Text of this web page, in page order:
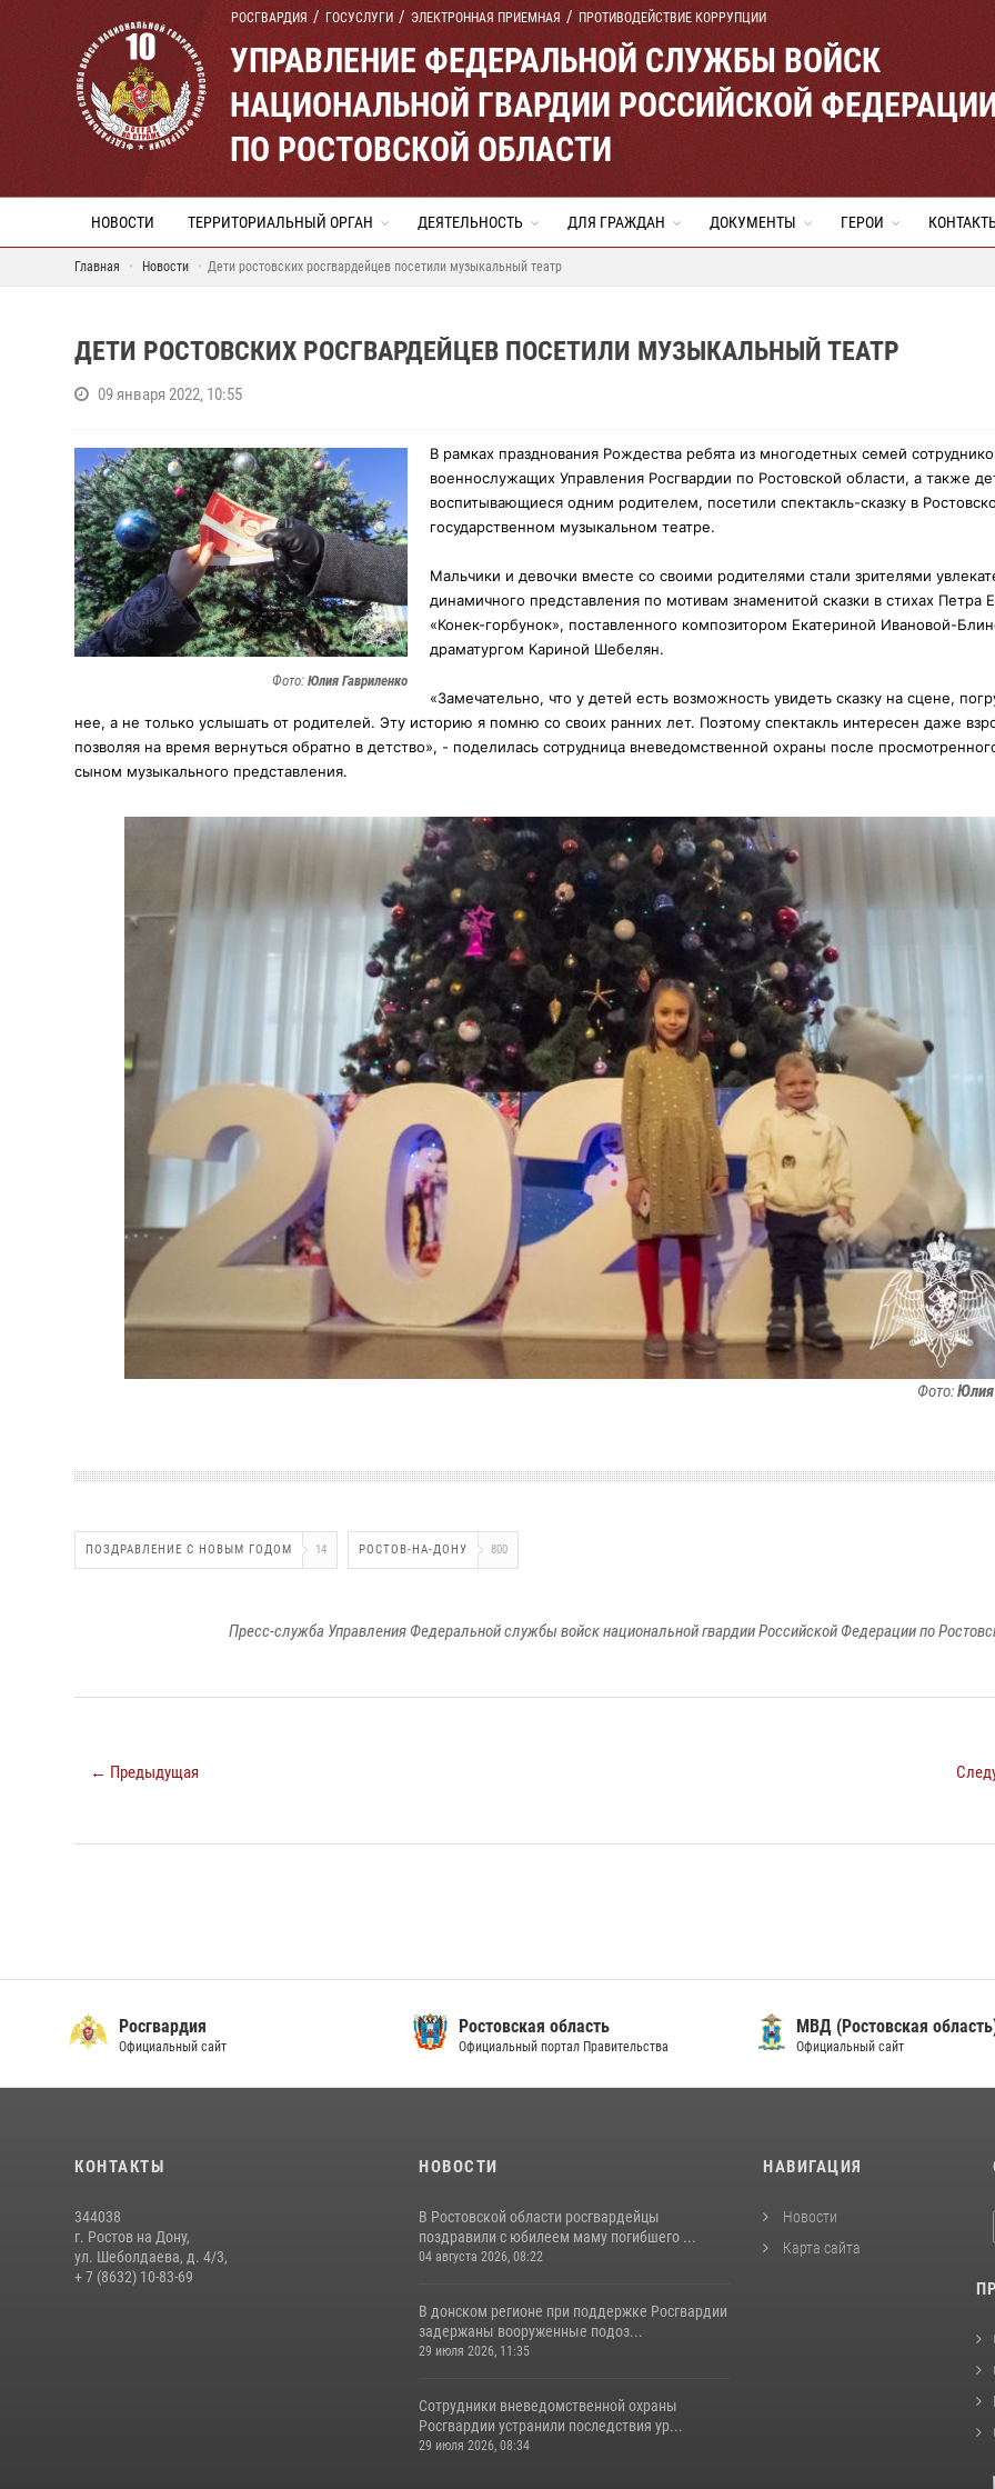
РОСГВАРДИЯ ГОСУСЛУГИ ЭЛЕКТРОННАЯ ПРИЕМНАЯ ПРОТИВОДЕЙСТВИЕ КОРРУПЦИИ
УПРАВЛЕНИЕ ФЕДЕРАЛЬНОЙ СЛУЖБЫ ВОЙСК
НАЦИОНАЛЬНОЙ ГВАРДИИ РОССИЙСКОЙ
ПО РОСТОВСКОЙ ОБЛАСТИ
НОВОСТИ ТЕРРИТОРИАЛЬНЫЙ ОРГАН ДЕЯТЕЛЬНОСТЬ ДЛЯ ГРАЖДАН ДОКУМЕНТЫ ГЕРОИ
Главная Новости Дети ростовских росгвардейцев посетили музыкальный театр
ДЕТИ РОСТОВСКИХ РОСГВАРДЕЙЦЕВ ПОСЕТИЛИ МУЗЫКАЛЬНЫЙ ТЕАТР
09 января 2022, 10:55
Фото: Юлия Гавриленко
В рамках празднования Рождества ребята из многодетных семей
военнослужащих Управления Росгвардии по Ростовской области, а также
воспитывающиеся одним родителем, посетили спектакль-сказку в
государственном музыкальном театре.
Мальчики и девочки вместе со своими родителями стали зрителями
динамичного представления по мотивам знаменитой сказки в стихах Петра
«Конек-горбунок», поставленного композитором Екатериной Ивановой-
драматургом Кариной Шебелян.
«Замечательно, что у детей есть возможность увидеть сказку на сцене,
нее, а не только услышать от родителей. Эту историю я помню со своих ранних лет. Поэтому спектакль интересен даже
позволяя на время вернуться обратно в детство», - поделилась сотрудница вневедомственной охраны после
сыном музыкального представления.
Фото:Юлия
ПОЗДРАВЛЕНИЕ С НОВЫМ ГОДОМ 14 РОСТОВ-НА-ДОНУ 800
Пресс-служба Управления Федеральной службы войск национальной гвардии Российской Федерации по
← Предыдущая
Росгвардия
Официальный сайт
Ростовская область
Официальный портал Правительства
МВД (Ростовская
Официальный сайт
КОНТАКТЫ
344038
г. Ростов на Дону,
ул. Шеболдаева, д. 4/3,
+ 7 (8632) 10-83-69
НОВОСТИ
В Ростовской области росгвардейцы
поздравили с юбилеем маму погибшего ...
04 августа 2026, 08:22
В донском регионе при поддержке Росгвардии
задержаны вооруженные подоз...
29 июля 2026, 11:35
Сотрудники вневедомственной охраны
Росгвардии устранили последствия ур...
29 июля 2026, 08:34
НАВИГАЦИЯ
Новости
Карта сайта